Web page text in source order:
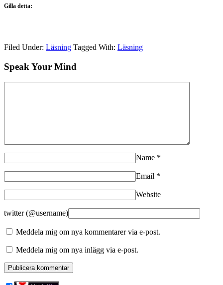
Gilla detta:
Filed Under: Läsning Tagged With: Läsning
Speak Your Mind
Name *
Email *
Website
twitter (@username)
Meddela mig om nya kommentarer via e-post.
Meddela mig om nya inlägg via e-post.